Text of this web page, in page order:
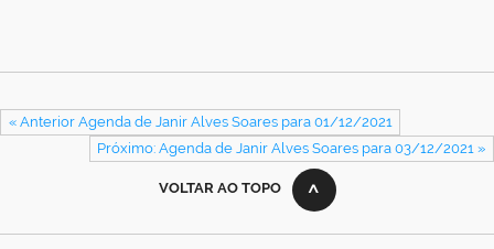
« Anterior Agenda de Janir Alves Soares para 01/12/2021
Próximo: Agenda de Janir Alves Soares para 03/12/2021 »
VOLTAR AO TOPO